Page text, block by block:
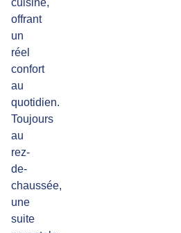
offrant
un
réel
confort
au
quotidien.
Toujours
au
rez-
de-
chaussée,
une
suite